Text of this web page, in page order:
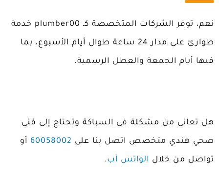
نعم، توفر الشركات المتخصصة كـ plumber00 خدمة
طوارئ على مدار 24 ساعة طوال أيام الأسبوع، بما
فيها أيام الجمعة والعطل الرسمية.
هل تعاني من مشكلة في السباكة وتحتاج إلى فني
صحي هندي متخصص اتصل بنا على 60058002 أو
تواصل من خلال الواتس آب .